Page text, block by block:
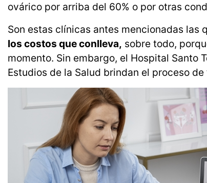
ovárico por arriba del 60% o por otras
Son estas clínicas antes mencionadas las
los costos que conlleva, sobre todo,
momento. Sin embargo, el Hospital Santo
Estudios de la Salud brindan el proceso